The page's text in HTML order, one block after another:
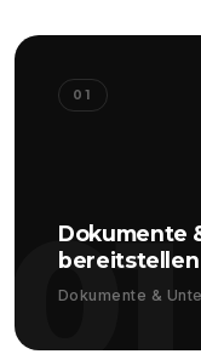
01
01
Dokumente
bereitstellen
Dokumente &